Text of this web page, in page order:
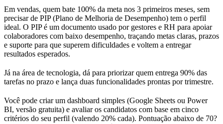
Em vendas, quem bate 100% da meta nos 3 primeiros meses, sem
precisar de PIP (Plano de Melhoria de Desempenho) tem o perfil
ideal. O PIP é um documento usado por gestores e RH para apoiar
colaboradores com baixo desempenho, traçando metas claras, prazos
e suporte para que superem dificuldades e voltem a entregar
resultados esperados.
Já na área de tecnologia, dá para priorizar quem entrega 90% das
tarefas no prazo e lança duas funcionalidades prontas por trimestre.
Você pode criar um dashboard simples (Google Sheets ou Power
BI, versão gratuita) e avaliar os candidatos com base em cinco
critérios do seu perfil (valendo 20% cada). Pontuação abaixo de 70?